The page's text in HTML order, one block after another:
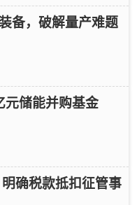
备，破解量产难题
元储能并购基金
确税款抵扣征管事